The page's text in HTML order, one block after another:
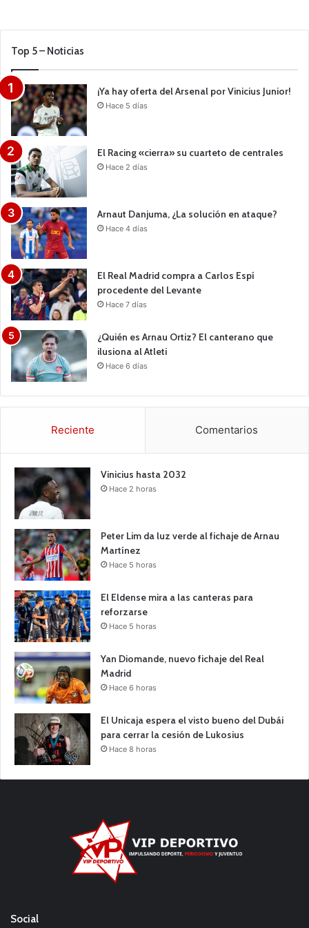
Top 5 – Noticias
¡Ya hay oferta del Arsenal por Vinicius Junior!
Hace 5 días
El Racing «cierra» su cuarteto de centrales
Hace 2 días
Arnaut Danjuma, ¿La solución en ataque?
Hace 4 días
El Real Madrid compra a Carlos Espí
procedente del Levante
Hace 7 días
¿Quién es Arnau Ortiz? El canterano que
ilusiona al Atleti
Hace 6 días
Reciente Comentarios
Vinicius hasta 2032
Hace 2 horas
Peter Lim da luz verde al fichaje de Arnau
Martínez
Hace 5 horas
El Eldense mira a las canteras para
reforzarse
Hace 5 horas
Yan Diomande, nuevo fichaje del Real
Madrid
Hace 6 horas
El Unicaja espera el visto bueno del Dubái
para cerrar la cesión de Lukosius
Hace 8 horas
Social